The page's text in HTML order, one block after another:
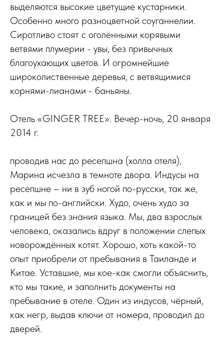
выделяются высокие цветущие кустарники.
Особенно много разноцветной соуганнелии.
Сиротливо стоят с оголёнными корявыми
ветвями плумерии - увы, без привычных
благоухающих цветов. И огромнейшие
широколиственные деревья, с ветвящимися
корнями-лианами - баньяны.
Отель «GINGER TREE». Вечер-ночь, 20 января
2014 г.
проводив нас до ресепшна (холла отеля),
Марина исчезла в темноте двора. Индусы на
ресепшне – ни в зуб ногой по-русски, так же,
как и мы по-английски. Худо, очень худо за
границей без знания языка. Мы, два взрослых
человека, оказались вдруг в положении слепых
новорождённых котят. Хорошо, хоть какой-то
опыт приобрели от пребывания в Таиланде и
Китае. Уставшие, мы кое-как смогли объяснить,
кто мы такие, и заполнить документы на
пребывание в отеле. Один из индусов, чёрный,
как негр, выдав ключи от номера, проводил до
дверей.